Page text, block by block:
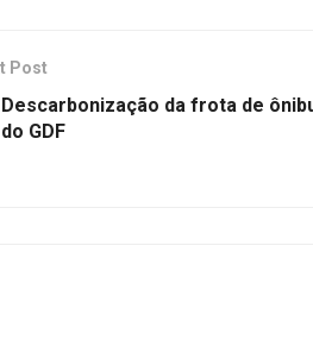
Post
Descarbonização da frota de
do GDF